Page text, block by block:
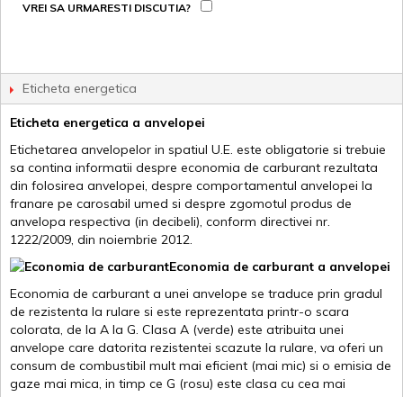
VREI SA URMARESTI DISCUTIA?
Eticheta energetica
Eticheta energetica a anvelopei
Etichetarea anvelopelor in spatiul U.E. este obligatorie si trebuie
sa contina informatii despre economia de carburant rezultata
din folosirea anvelopei, despre comportamentul anvelopei la
franare pe carosabil umed si despre zgomotul produs de
anvelopa respectiva (in decibeli), conform directivei nr.
1222/2009, din noiembrie 2012.
Economia de carburant a anvelopei
Economia de carburant a unei anvelope se traduce prin gradul
de rezistenta la rulare si este reprezentata printr-o scara
colorata, de la A la G. Clasa A (verde) este atribuita unei
anvelope care datorita rezistentei scazute la rulare, va oferi un
consum de combustibil mult mai eficient (mai mic) si o emisia de
gaze mai mica, in timp ce G (rosu) este clasa cu cea mai